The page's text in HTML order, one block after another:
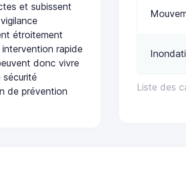
et subissent
étroitement
rapide
donc vivre
sécurité
de prévention
Liste des